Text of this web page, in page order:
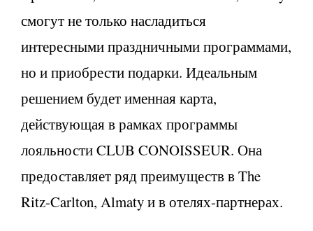
смогут не только насладиться
интересными праздничными программами,
но и приобрести подарки. Идеальным
решением будет именная карта,
действующая в рамках программы
лояльности CLUB CONOISSEUR. Она
предоставляет ряд преимуществ в The
Ritz-Carlton, Almaty и в отелях-партнерах.